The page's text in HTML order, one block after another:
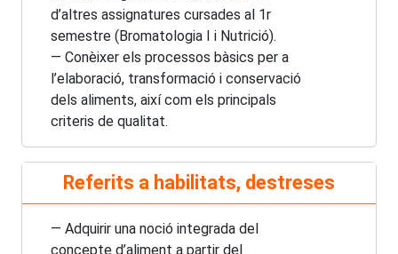
d’altres assignatures cursades al 1r
semestre (Bromatologia I i Nutrició).
— Conèixer els processos bàsics per a
l’elaboració, transformació i conservació
dels aliments, així com els principals
criteris de qualitat.
Referits a habilitats, destreses
— Adquirir una noció integrada del
concepte d’aliment a partir del